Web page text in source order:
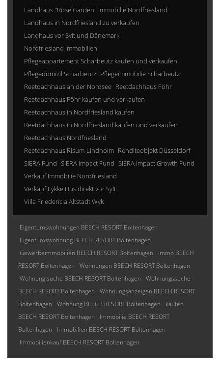
Landhaus "Rose Garden" Immobilie Nordfriesland
Landhaus in Nordfriesland zu verkaufen
Landhaus vor Sylt und Dänemark
Nordfriesland Immobilien
Pflegeappartement Scharbeutz kaufen und verkaufen
Pflegedomizil Scharbeutz Pflegeimmobilie Scharbeutz
Reetdachhaus an der Nordsee Reetdachhaus Föhr
Reetdachhaus Föhr kaufen und verkaufen
Reetdachhaus in Nordfriesland kaufen
Reetdachhaus in Nordfriesland kaufen und verkaufen
Reetdachhaus Nordfriesland
Reetdachhaus Risum-Lindholm Renditeobjekt Düsseldorf
SIERA Fund SIERA Impact Fund SIERA Impact Growth Fund
Verkauf Immobilie Nordfriesland
Verkauf Lykke Hus direkt vor Sylt
Villa Friedericia Altstadt Wyk
Eigentumswohnungen BEECH RESORT Boltenhagen
Eigentumswohnung BEECH RESORT Boltenhagen
Gewerbeimmobilien BEECH RESORT Boltenhagen
Immo BEECH
RESORT Boltenhagen
Wohnungen BEECH RESORT Boltenhagen
Wohnung suche BEECH RESORT Boltenhagen
Wohnungssuche
BEECH RESORT Boltenhagen
Wohnungsanzeigen BEECH RESORT
Boltenhagen
Wohnung BEECH RESORT Boltenhagen
kaufen
BEECH RESORT Boltenhagen
Immobilie BEECH RESORT
Boltenhagen
Immobilien BEECH RESORT Boltenhagen
Immobilienkauf BEECH RESORT Boltenhagen